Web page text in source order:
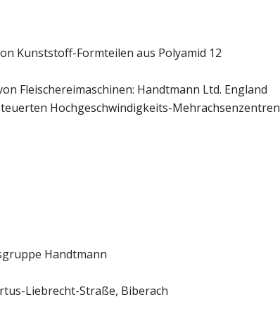
Kunststoff-Formteilen aus Polyamid 12
Fleischereimaschinen: Handtmann Ltd. England
Hochgeschwindigkeits-Mehrachsenzentren
Handtmann
Liebrecht-Straße, Biberach